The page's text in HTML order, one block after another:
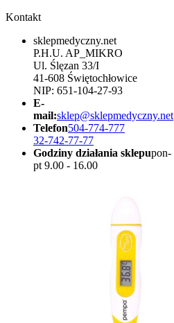
Kontakt
sklepmedyczny.net
P.H.U. AP_MIKRO
Ul. Ślęzan 33/I
41-608 Świętochłowice
NIP: 651-104-27-93
E-
mail:sklep@sklepmedyczny.net
Telefon504-774-777
32-742-77-77
Godziny działania sklepupon-
pt 9.00 - 16.00